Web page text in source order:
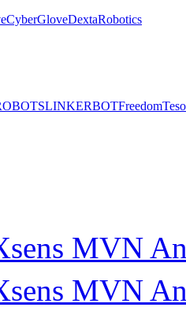
CyberGloveDextaRobotics
LINKERBOTFreedom
MVN
MVN